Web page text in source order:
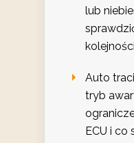
lub
kolejności
Auto
tryb
ECU i co